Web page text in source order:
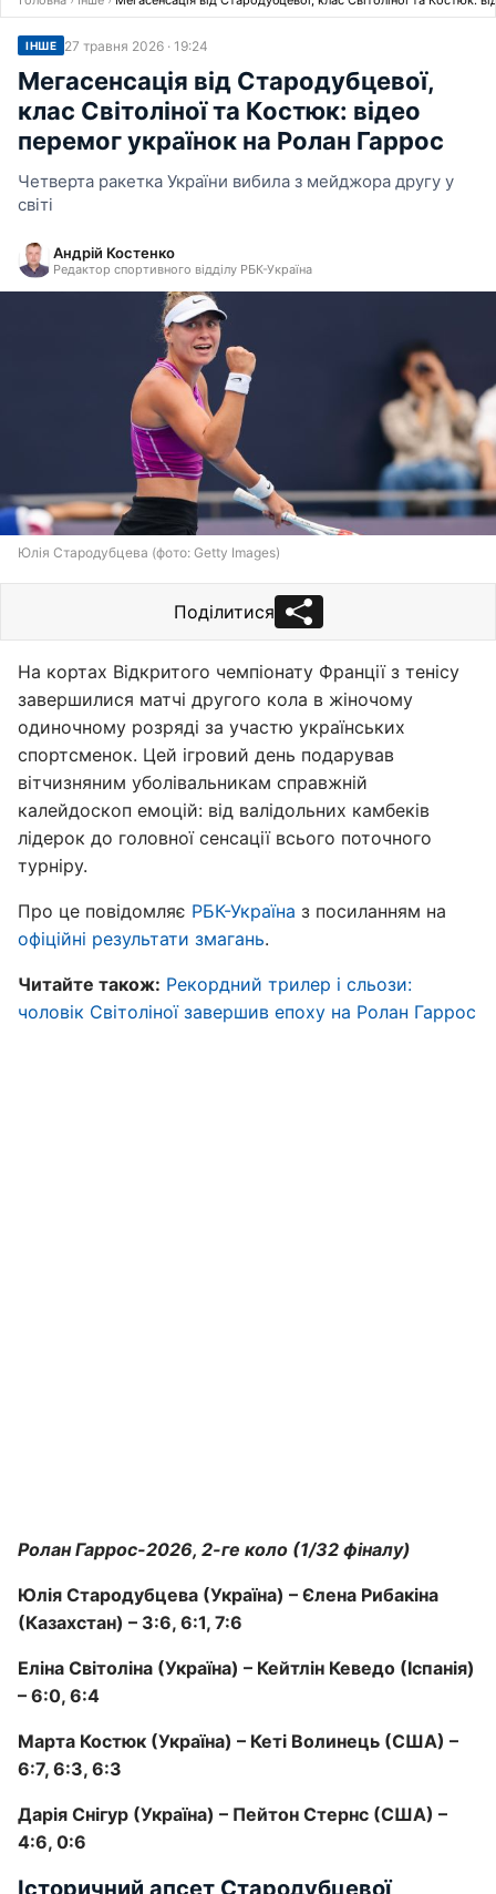
ІНШЕ 27 травня 2026 · 19:24
Мегасенсація від Стародубцевої,
клас Світоліної та Костюк: відео
перемог українок на Ролан Гаррос
Четверта ракетка України вибила з мейджора другу у
світі
Андрій Костенко
Редактор спортивного відділу РБК-Україна
Юлія Стародубцева (фото: Getty Images)
Поділитися
На кортах Відкритого чемпіонату Франції з тенісу
завершилися матчі другого кола в жіночому
одиночному розряді за участю українських
спортсменок. Цей ігровий день подарував
вітчизняним уболівальникам справжній
калейдоскоп емоцій: від валідольних камбеків
лідерок до головної сенсації всього поточного
турніру.
Про це повідомляє РБК-Україна з посиланням на
офіційні результати змагань.
Читайте також: Рекордний трилер і сльози:
чоловік Світоліної завершив епоху на Ролан Гаррос
Ролан Гаррос-2026, 2-ге коло (1/32 фіналу)
Юлія Стародубцева (Україна) – Єлена Рибакіна
(Казахстан) – 3:6, 6:1, 7:6
Еліна Світоліна (Україна) – Кейтлін Кеведо (Іспанія)
– 6:0, 6:4
Марта Костюк (Україна) – Кеті Волинець (США) –
6:7, 6:3, 6:3
Дарія Снігур (Україна) – Пейтон Стернс (США) –
4:6, 0:6
Історичний апсет Стародубцевої